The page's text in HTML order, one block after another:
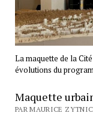
La maquette de la
évolutions du
Maquette
PAR MAURICE